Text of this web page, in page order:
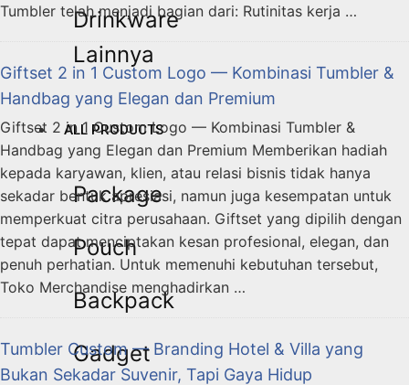
Drinkware
Lainnya
ALL PRODUCTS
Package
Pouch
Backpack
Gadget
Tumbler telah menjadi bagian dari: Rutinitas kerja …
Giftset 2 in 1 Custom Logo — Kombinasi Tumbler &
Handbag yang Elegan dan Premium
Giftset 2 in 1 Custom Logo — Kombinasi Tumbler &
Handbag yang Elegan dan Premium Memberikan hadiah
kepada karyawan, klien, atau relasi bisnis tidak hanya
sekadar bentuk apresiasi, namun juga kesempatan untuk
memperkuat citra perusahaan. Giftset yang dipilih dengan
tepat dapat menciptakan kesan profesional, elegan, dan
penuh perhatian. Untuk memenuhi kebutuhan tersebut,
Toko Merchandise menghadirkan …
Tumbler Custom — Branding Hotel & Villa yang
Bukan Sekadar Suvenir, Tapi Gaya Hidup